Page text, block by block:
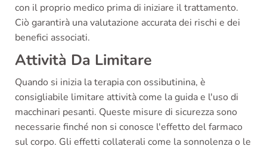
con il proprio medico prima di iniziare il trattamento.
Ciò garantirà una valutazione accurata dei rischi e dei
benefici associati.
Attività Da Limitare
Quando si inizia la terapia con ossibutinina, è
consigliabile limitare attività come la guida e l'uso di
macchinari pesanti. Queste misure di sicurezza sono
necessarie finché non si conosce l'effetto del farmaco
sul corpo. Gli effetti collaterali come la sonnolenza o le